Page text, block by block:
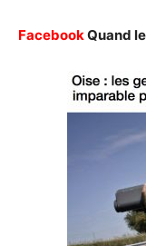
FacebookQuand